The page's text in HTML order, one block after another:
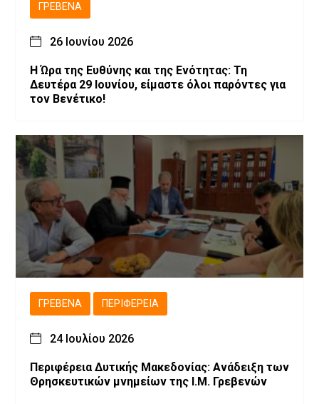
ΓΡΕΒΕΝΆ
26 Ιουνίου 2026
Η Ώρα της Ευθύνης και της Ενότητας: Τη
Δευτέρα 29 Ιουνίου, είμαστε όλοι παρόντες για
τον Βενέτικο!
ΓΡΕΒΕΝΆ ΠΕΡΙΦΈΡΕΙΑ
24 Ιουλίου 2026
Περιφέρεια Δυτικής Μακεδονίας: Ανάδειξη των